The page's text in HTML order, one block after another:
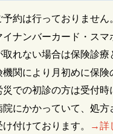
約は行っておりません
イナンバーカード・ス
れない場合は保険診療
機関により月初めに保険
での初診の方は受付時
にかかっていて、処方
付けております。
→詳